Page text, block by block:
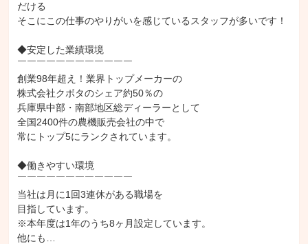
だける
そこにこの仕事のやりがいを感じているスタッフが多いです！
◆安定した業績環境
￣￣￣￣￣￣￣￣￣￣￣￣
創業98年超え！業界トップメーカーの
株式会社クボタのシェア約50％の
兵庫県中部・南部地区総ディーラーとして
全国2400件の農機販売会社の中で
常にトップ5にランクされています。
◆働きやすい環境
￣￣￣￣￣￣￣￣￣￣￣￣
当社は月に1回3連休がある職場を
目指しています。
※本年度は1年のうち8ヶ月設定しています。
他にも…